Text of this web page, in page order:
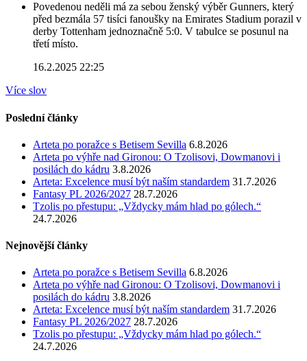
Povedenou neděli má za sebou ženský výběr Gunners, který
před bezmála 57 tisíci fanoušky na Emirates Stadium porazil v
derby Tottenham jednoznačně 5:0. V tabulce se posunul na
třetí místo.
16.2.2025 22:25
Více slov
Poslední články
Arteta po poražce s Betisem Sevilla 6.8.2026
Arteta po výhře nad Gironou: O Tzolisovi, Dowmanovi i
posilách do kádru 3.8.2026
Arteta: Excelence musí být naším standardem 31.7.2026
Fantasy PL 2026/2027 28.7.2026
Tzolis po přestupu: „Vždycky mám hlad po gólech.“
24.7.2026
Nejnovější články
Arteta po poražce s Betisem Sevilla 6.8.2026
Arteta po výhře nad Gironou: O Tzolisovi, Dowmanovi i
posilách do kádru 3.8.2026
Arteta: Excelence musí být naším standardem 31.7.2026
Fantasy PL 2026/2027 28.7.2026
Tzolis po přestupu: „Vždycky mám hlad po gólech.“
24.7.2026